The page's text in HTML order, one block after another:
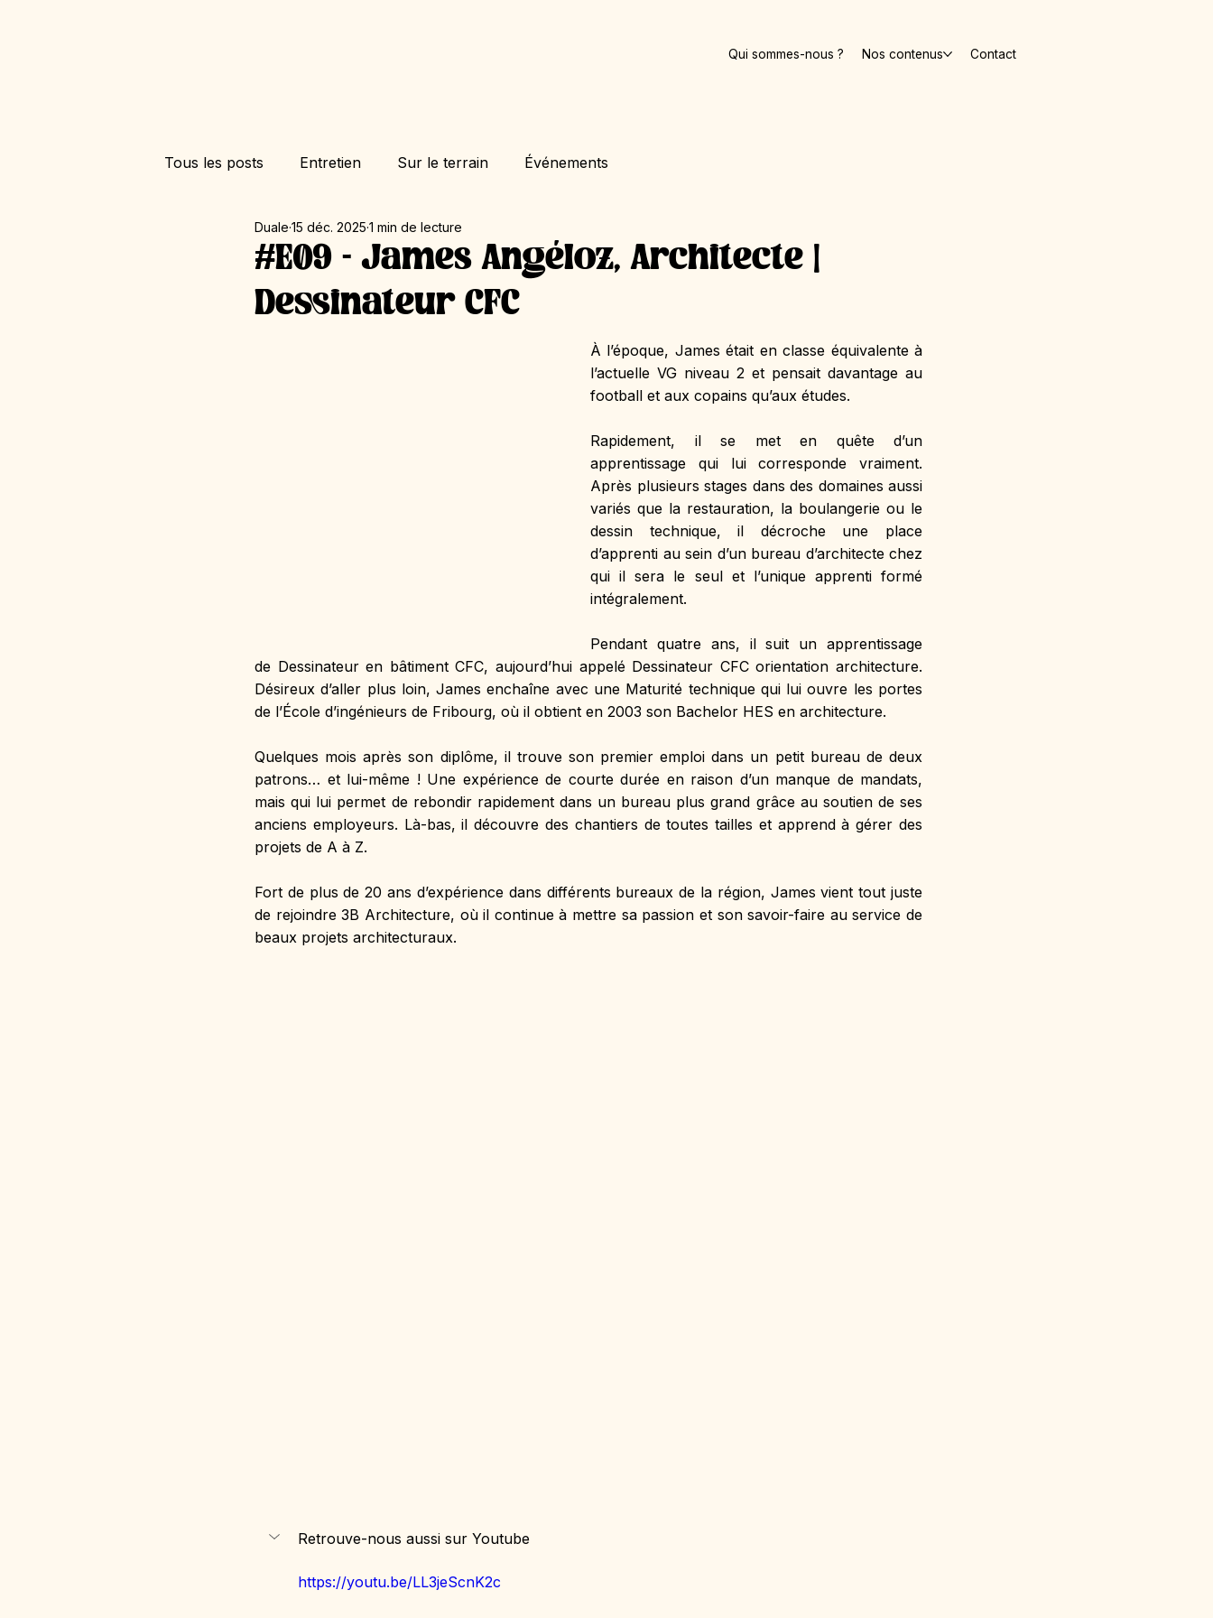
Qui sommes-nous ? Nos contenus Contact
Tous les posts Entretien Sur le terrain Événements
#E09 - James Angéloz, Architecte |
Dessinateur CFC
Duale 15 déc. 2025 1 min de lecture
À l’époque, James était en classe équivalente à
l’actuelle VG niveau 2 et pensait davantage au
football et aux copains qu’aux études.
Rapidement, il se met en quête d’un
apprentissage qui lui corresponde vraiment.
Après plusieurs stages dans des domaines aussi
variés que la restauration, la boulangerie ou le
dessin technique, il décroche une place
d’apprenti au sein d’un bureau d’architecte chez
qui il sera le seul et l’unique apprenti formé
intégralement.
Pendant quatre ans, il suit un apprentissage
de Dessinateur en bâtiment CFC, aujourd’hui appelé Dessinateur CFC orientation architecture.
Désireux d’aller plus loin, James enchaîne avec une Maturité technique qui lui ouvre les portes
de l’École d’ingénieurs de Fribourg, où il obtient en 2003 son Bachelor HES en architecture.
Quelques mois après son diplôme, il trouve son premier emploi dans un petit bureau de deux
patrons… et lui-même ! Une expérience de courte durée en raison d’un manque de mandats,
mais qui lui permet de rebondir rapidement dans un bureau plus grand grâce au soutien de ses
anciens employeurs. Là-bas, il découvre des chantiers de toutes tailles et apprend à gérer des
projets de A à Z.
Fort de plus de 20 ans d’expérience dans différents bureaux de la région, James vient tout juste
de rejoindre 3B Architecture, où il continue à mettre sa passion et son savoir-faire au service de
beaux projets architecturaux.
Retrouve-nous aussi sur Youtube
https://youtu.be/LL3jeScnK2c